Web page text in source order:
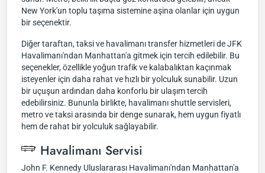
New York'un toplu taşıma sistemine aşina olanlar için uygun
bir seçenektir.
Diğer taraftan, taksi ve havalimanı transfer hizmetleri de JFK
Havalimanı'ndan Manhattan'a gitmek için tercih edilebilir. Bu
seçenekler, özellikle yoğun trafik ve kalabalıktan kaçınmak
isteyenler için daha rahat ve hızlı bir yolculuk sunabilir. Uzun
bir uçuşun ardından daha konforlu bir ulaşım tercih
edebilirsiniz. Bununla birlikte, havalimanı shuttle servisleri,
metro ve taksi arasında bir denge sunarak, hem uygun fiyatlı
hem de rahat bir yolculuk sağlayabilir.
Havalimanı Servisi
John F. Kennedy Uluslararası Havalimanı'ndan Manhattan'a